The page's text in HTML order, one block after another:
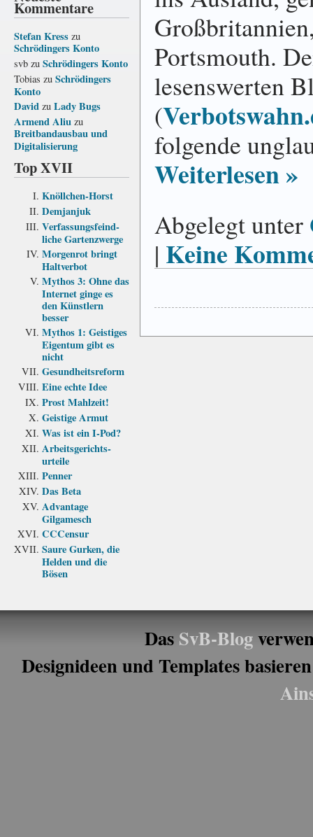
Kommentare
Stefan Kress zu
Schrödingers Konto
svb zu Schrödingers Konto
Tobias zu Schrödingers
Konto
David zu Lady Bugs
Armend Aliu zu
Breitbandausbau und
Digitalisierung
Top XVII
Knöllchen-Horst
Demjanjuk
Verfassungs­feind­
liche Garten­zwerge
Morgenrot bringt
Haltverbot
Mythos 3: Ohne das
Internet ginge es
den Künstlern
besser
Mythos 1: Geistiges
Eigentum gibt es
nicht
Gesundheits­reform
Eine echte Idee
Prost Mahlzeit!
Geistige Armut
Was ist ein I-Pod?
Arbeits­gerichts­
urteile
Penner
Das Beta
Advantage
Gilgamesch
CCCensur
Saure Gurken, die
Helden und die
Bösen
Portsmouth.
lesenswerten
(
folgende
Weiterlesen »
Abgelegt unter
| Keine
DasSvB-Blog
Designideen und Templates